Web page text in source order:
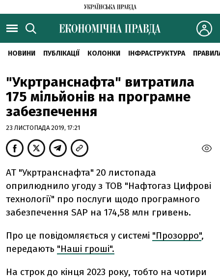
НОВИНИ ПУБЛІКАЦІЇ КОЛОНКИ ІНФРАСТРУКТУРА
"Укртранснафта" витратила
175 мільйонів на програмне
забезпечення
23 ЛИСТОПАДА 2019, 17:21
АТ "Укртранснафта" 20 листопада
оприлюднило угоду з ТОВ "Нафтогаз Цифрові
технології" про послуги щодо програмного
забезпечення SAP на 174,58 млн гривень.
Про це повідомляється у системі "Прозорро",
передають "Наші гроші".
На строк до кінця 2023 року, тобто на чотири